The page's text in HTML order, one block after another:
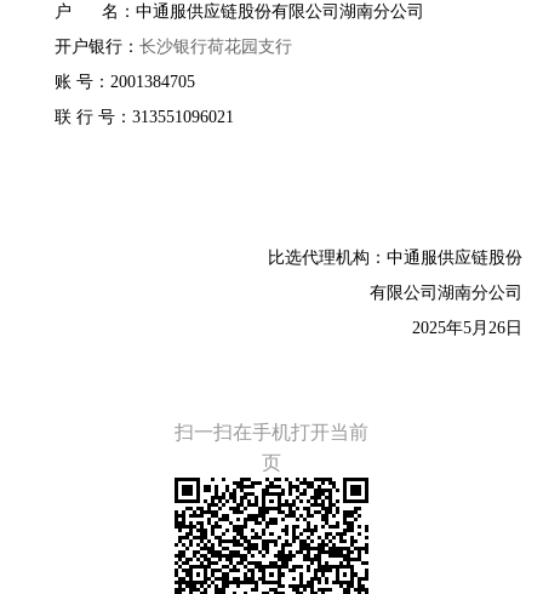
户
名： 中通服供应链股份有限公司湖南分公司
开户银行： 长沙银行荷花园支行
账 号： 2001384705
联 行 号： 313551096021
比选代理机构： 中通服供应链股份
有限公司湖南分公司
2025年5月 26 日
扫一扫在手机打开当前
页